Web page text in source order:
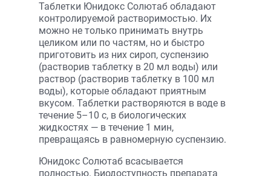
Таблетки Юнидокс Солютаб обладают
контролируемой растворимостью. Их
можно не только принимать внутрь
целиком или по частям, но и быстро
приготовить из них сироп, суспензию
(растворив таблетку в 20 мл воды) или
раствор (растворив таблетку в 100 мл
воды), которые обладают приятным
вкусом. Таблетки растворяются в воде в
течение 5–10 с, в биологических
жидкостях — в течение 1 мин,
превращаясь в равномерную суспензию.
Юнидокс Солютаб всасывается
полностью. Биодоступность препарата